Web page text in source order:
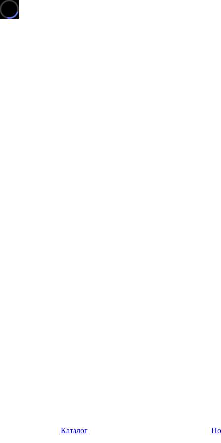
Каталог